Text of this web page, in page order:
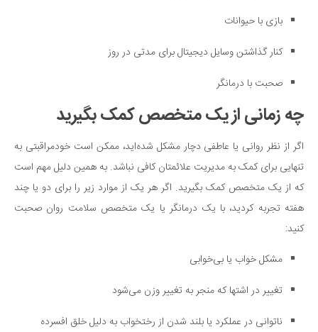
بازی با حیوانات
کنار گذاشتن وسایل دیجیتال برای مدتی در روز
صحبت با درمانگر
چه زمانی از یک متخصص کمک بگیرید
اگر از نظر روانی یا عاطفی دچار مشکل شده‌اید، ممکن است خودمراقبتی به
تنهایی برای کمک به مدیریت علائمتان کافی نباشد. به همین دلیل مهم است
که از یک متخصص کمک بگیرید. اگر هر یک از موارد زیر را برای دو یا چند
هفته تجربه کردید، با یک درمانگر یا یک متخصص سلامت روان صحبت
کنید:
مشکل خواب یا بی‌خوابی
تغییر در اشتها که منجر به تغییر وزن می‌شود
ناتوانی در عملکرد یا بلند شدن از رختخواب به دلیل خلق افسرده